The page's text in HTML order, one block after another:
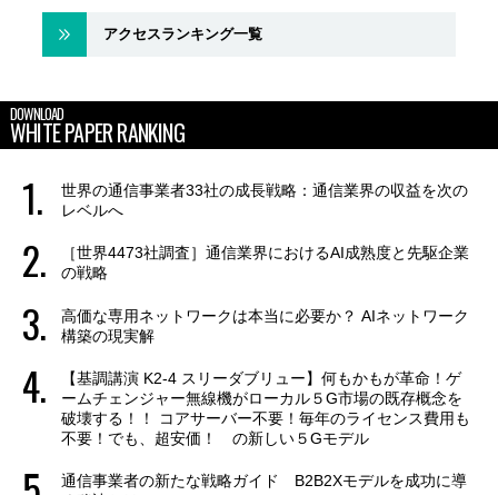
アクセスランキング一覧
DOWNLOAD
WHITE PAPER RANKING
世界の通信事業者33社の成長戦略：通信業界の収益を次の
レベルへ
［世界4473社調査］通信業界におけるAI成熟度と先駆企業
の戦略
高価な専用ネットワークは本当に必要か？ AIネットワーク
構築の現実解
【基調講演 K2-4 スリーダブリュー】何もかもが革命！ゲ
ームチェンジャー無線機がローカル５G市場の既存概念を
破壊する！！ コアサーバー不要！毎年のライセンス費用も
不要！でも、超安価！ の新しい５Gモデル
通信事業者の新たな戦略ガイド B2B2Xモデルを成功に導